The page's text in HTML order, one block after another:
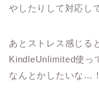
やしたりして対応し
あとストレス感じる
KindleUnlimited使っ
なんとかしたいな…！